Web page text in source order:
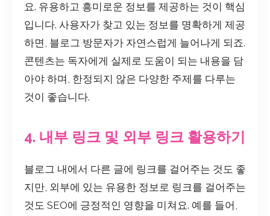
요. 유용하고 흥미로운 정보를 제공하는 것이 핵심
입니다. 사용자가 찾고 있는 정보를 명확하게 제공
하면, 블로그 방문자가 자연스럽게 늘어나게 되죠.
콘텐츠는 독자에게 실제로 도움이 되는 내용을 담
아야 하며, 한정되지 않은 다양한 주제를 다루는
것이 좋습니다.
4. 내부 링크 및 외부 링크 활용하기
블로그 내에서 다른 글에 링크를 걸어주는 것도 좋
지만, 외부에 있는 유용한 정보로 링크를 걸어주는
것도 SEO에 긍정적인 영향을 미쳐요. 예를 들어,